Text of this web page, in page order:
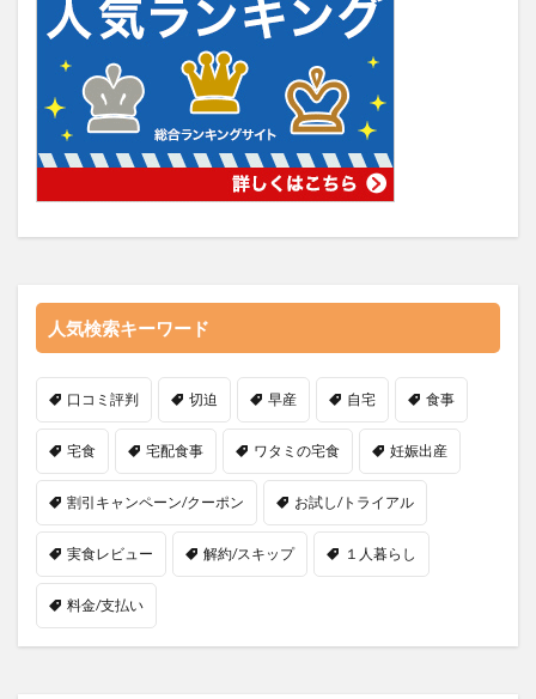
人気検索キーワード
口コミ評判 切迫 早産 自宅 食事
宅食 宅配食事 ワタミの宅食 妊娠出産
割引キャンペーン/クーポン お試し/トライアル
実食レビュー 解約/スキップ １人暮らし
料金/支払い